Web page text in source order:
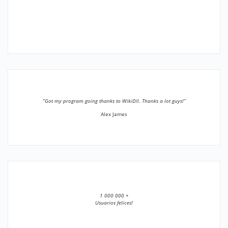
”Got my program going thanks to WikiDll. Thanks a lot guys!”
Alex James
1 000 000 +
Usuarios felices!